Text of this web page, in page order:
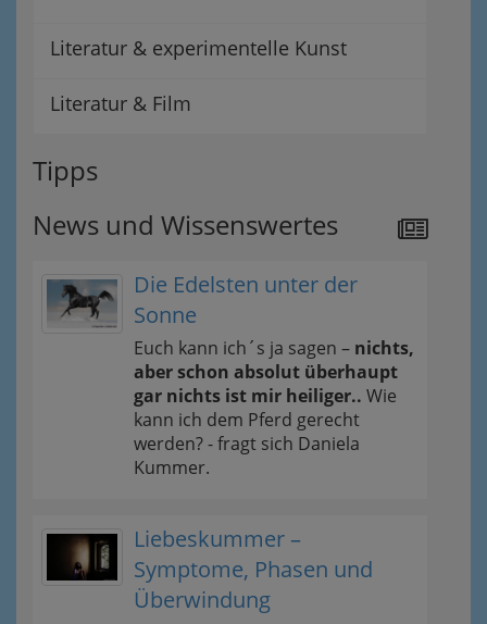
Literatur & experimentelle Kunst
Literatur & Film
Tipps
News und Wissenswertes
Die Edelsten unter der
Sonne
Euch kann ich´s ja sagen – nichts,
aber schon absolut überhaupt
gar nichts ist mir heiliger.. Wie
kann ich dem Pferd gerecht
werden? - fragt sich Daniela
Kummer.
Liebeskummer –
Symptome, Phasen und
Überwindung